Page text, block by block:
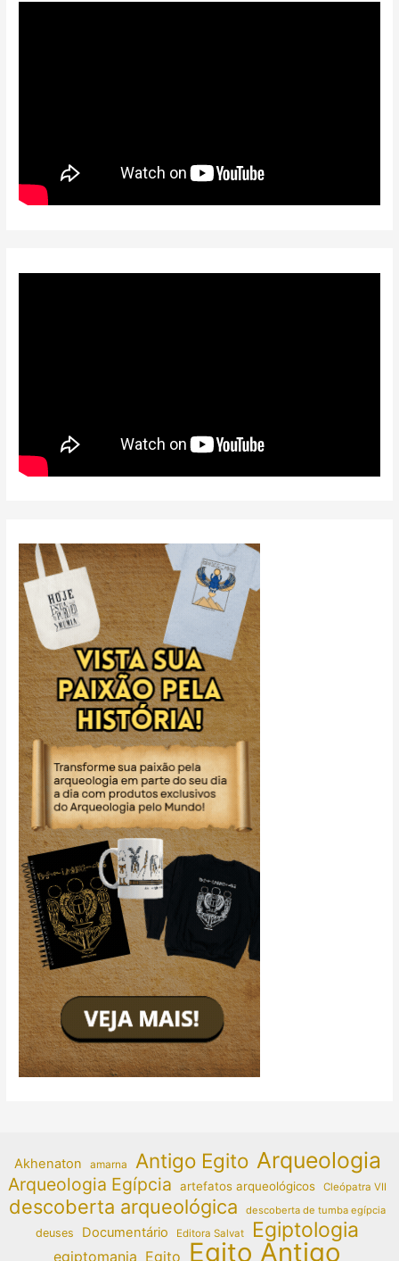
Akhenaton amarna Antigo Egito Arqueologia
Arqueologia Egípcia artefatos arqueológicos Cleópatra VII
descoberta arqueológica descoberta de tumba egípcia
deuses Documentário Editora Salvat Egiptologia
egiptomania Egito Egito Antigo